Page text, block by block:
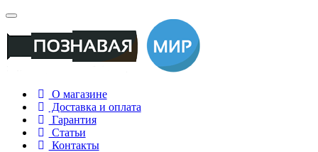
О магазине
Доставка и оплата
Гарантия
Статьи
Контакты